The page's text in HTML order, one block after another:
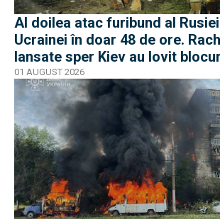
Al doilea atac furibund al
Ucrainei în doar 48 de ore.
lansate sper Kiev au lovit
01 AUGUST 2026